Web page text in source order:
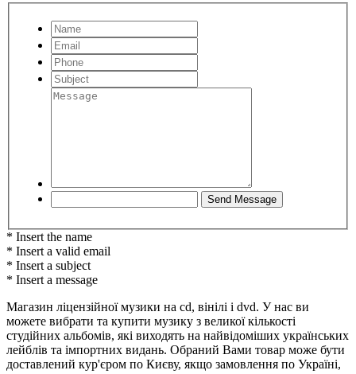
* Insert the name
* Insert a valid email
* Insert a subject
* Insert a message
Магазин ліцензійної музики на cd, вінілі і dvd. У нас ви
можете вибрати та купити музику з великої кількості
студійних альбомів, які виходять на найвідоміших українських
лейблів та імпортних видань. Обраний Вами товар може бути
доставлений кур'єром по Києву, якщо замовлення по Україні,